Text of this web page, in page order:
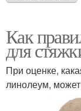
Как
для
При оценке,
линолеум,